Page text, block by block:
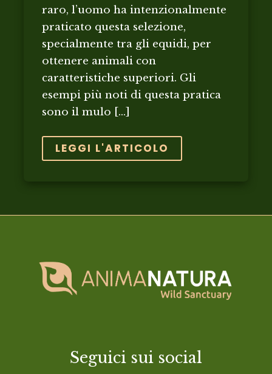
raro, l’uomo ha intenzionalmente
praticato questa selezione,
specialmente tra gli equidi, per
ottenere animali con
caratteristiche superiori. Gli
esempi più noti di questa pratica
sono il mulo […]
LEGGI L'ARTICOLO
Seguici sui social